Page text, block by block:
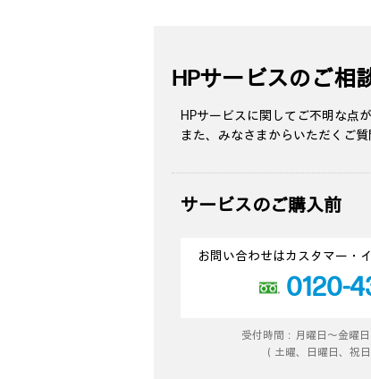
HPサービスのご相
HPサービスに関してご不明な点
また、みなさまからいただくご質
サービスのご購入前
お問い合わせはカスタマー・
0120-
受付時間：月曜日～金曜日
（土曜、日曜日、祝